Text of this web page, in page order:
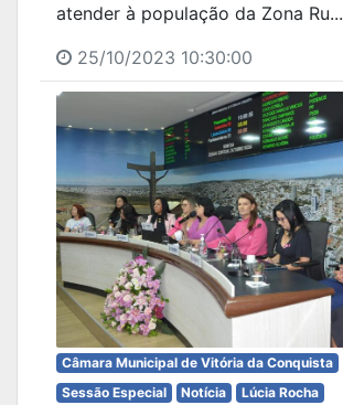
atender à população da Zona Ru...
25/10/2023 10:30:00
Câmara Municipal de Vitória da Conquista
Sessão Especial
Notícia Lúcia Rocha